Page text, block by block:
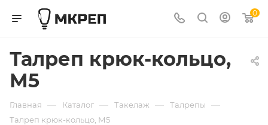
0
Талреп крюк-кольцо,
М5
Главная — Каталог — Такелаж — Талрепы —
Талреп крюк-кольцо, М5